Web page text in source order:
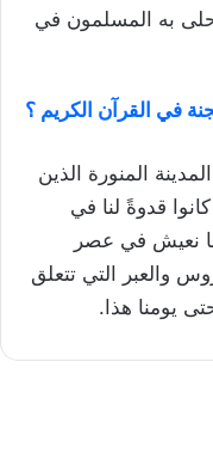
به المسلمون في
في القرآن الكريم ؟
المنورة الذين
قدوةً لنا في
نعيش في عصر
والعبر التي تتعلق
يومنا هذا.